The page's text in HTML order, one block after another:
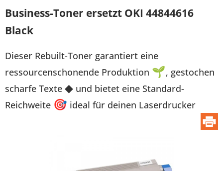
Business-Toner ersetzt OKI 44844616
Black
Dieser Rebuilt-Toner garantiert eine
ressourcenschonende Produktion 🌱, gestochen
scharfe Texte ◆ und bietet eine Standard-
Reichweite 🎯 ideal für deinen Laserdrucker